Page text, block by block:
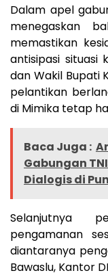
Dalam apel
menegaskan
memastikan
antisipasi situasi
dan Wakil Bupati
pelantikan
di Mimika tetap
Baca Juga :
Gabungan
Dialogis di
Selanjutnya
pengamanan
diantaranya
Bawaslu, Kantor